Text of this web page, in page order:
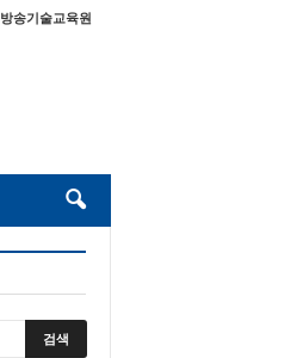
방송기술교육원